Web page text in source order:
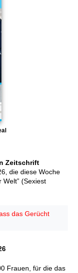
Zeitschrift
die diese Woche
(Sexiest
das Gerücht
Frauen, für die das